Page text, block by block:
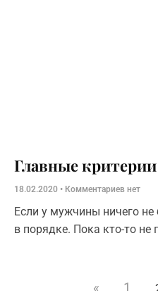
Главные
18.02.2020 Комментариев нет
Если у мужчины ничего не
в порядке. Пока кто-то не
« 1